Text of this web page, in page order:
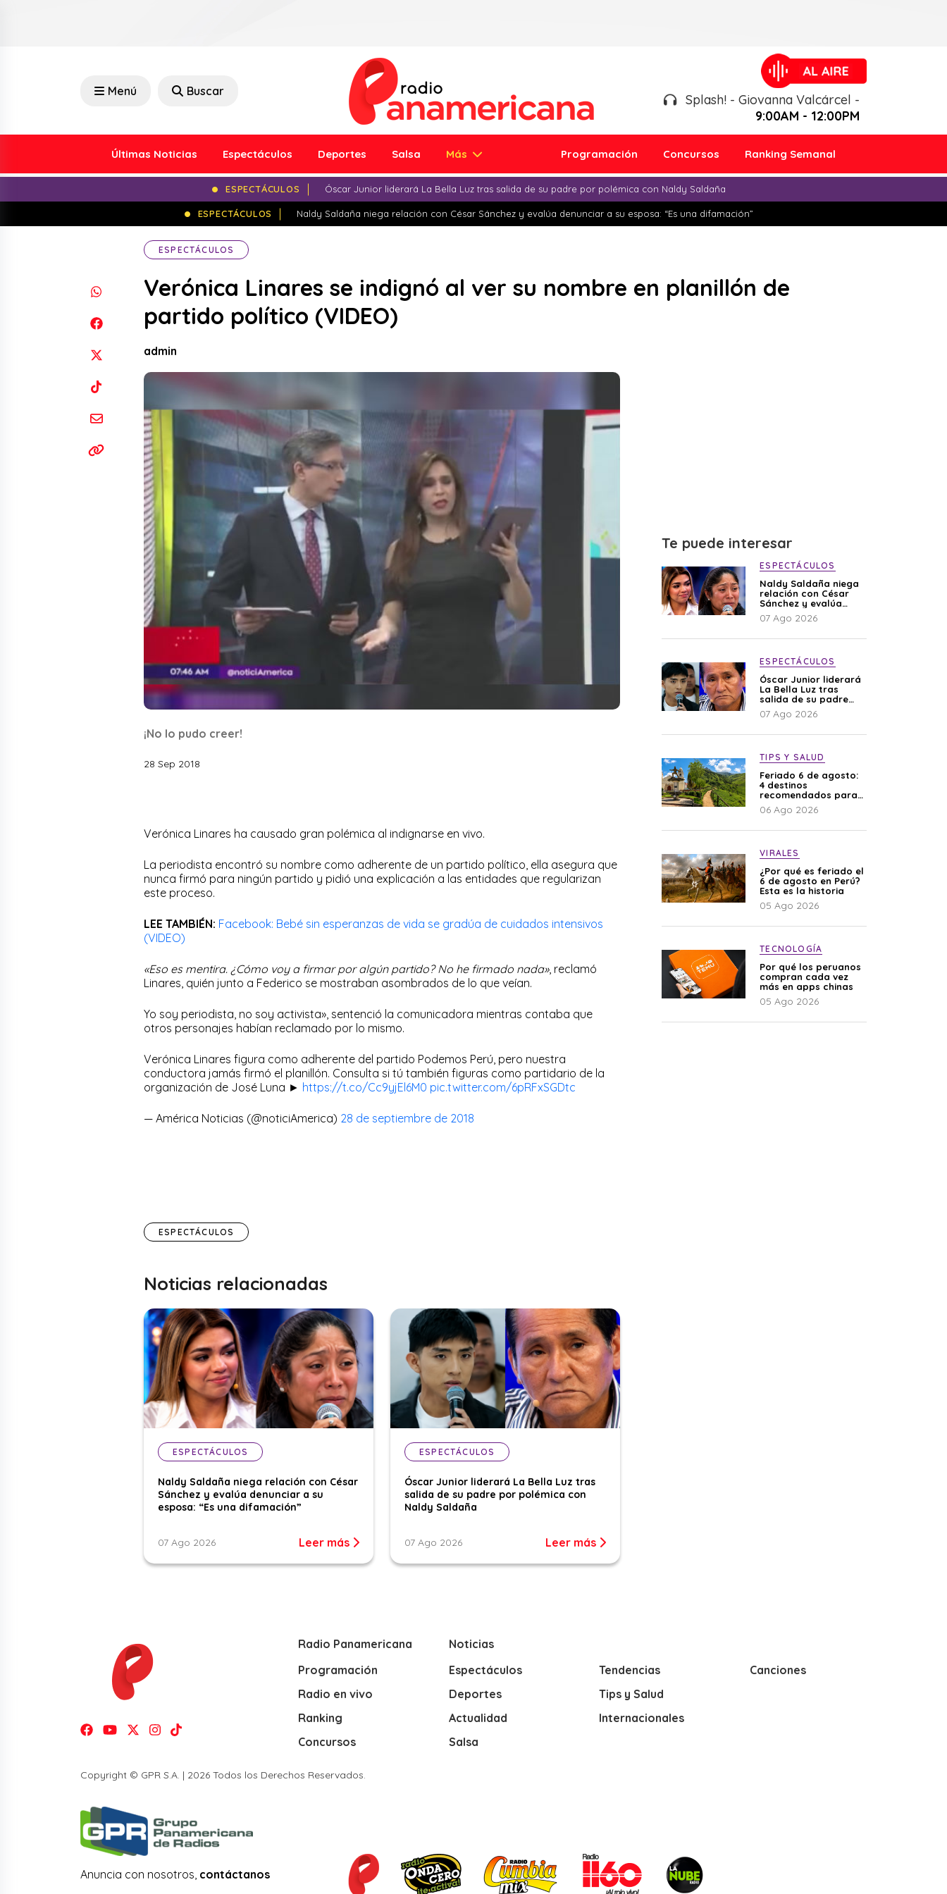
Menú Buscar
Splash! - Giovanna Valcárcel -
9:00AM - 12:00PM
Últimas Noticias Espectáculos Deportes Salsa Más Programación Concursos Ranking Semanal
ESPECTÁCULOS Óscar Junior liderará La Bella Luz tras salida de su padre por polémica con Naldy Saldaña
ESPECTÁCULOS Naldy Saldaña niega relación con César Sánchez y evalúa denunciar a su esposa: “Es una difamación”
ESPECTÁCULOS
Verónica Linares se indignó al ver su nombre en planillón de
partido político (VIDEO)
admin
¡No lo pudo creer!
28 Sep 2018
Verónica Linares ha causado gran polémica al indignarse en vivo.
La periodista encontró su nombre como adherente de un partido político, ella asegura que
nunca firmó para ningún partido y pidió una explicación a las entidades que regularizan
este proceso.
LEE TAMBIÉN: Facebook: Bebé sin esperanzas de vida se gradúa de cuidados intensivos
(VIDEO)
«Eso es mentira. ¿Cómo voy a firmar por algún partido? No he firmado nada», reclamó
Linares, quién junto a Federico se mostraban asombrados de lo que veían.
Yo soy periodista, no soy activista», sentenció la comunicadora mientras contaba que
otros personajes habían reclamado por lo mismo.
Verónica Linares figura como adherente del partido Podemos Perú, pero nuestra
conductora jamás firmó el planillón. Consulta si tú también figuras como partidario de la
organización de José Luna ► https://t.co/Cc9yjEl6M0 pic.twitter.com/6pRFxSGDtc
— América Noticias (@noticiAmerica) 28 de septiembre de 2018
ESPECTÁCULOS
Noticias relacionadas
ESPECTÁCULOS
Naldy Saldaña niega relación con César
Sánchez y evalúa denunciar a su
esposa: “Es una difamación”
07 Ago 2026 Leer más
ESPECTÁCULOS
Óscar Junior liderará La Bella Luz tras
salida de su padre por polémica con
Naldy Saldaña
07 Ago 2026 Leer más
Te puede interesar
ESPECTÁCULOS
Naldy Saldaña niega
relación con César
Sánchez y evalúa
denunciar a su
esposa: “Es una
07 Ago 2026
ESPECTÁCULOS
Óscar Junior liderará
La Bella Luz tras
salida de su padre
por polémica con
Naldy Saldaña
07 Ago 2026
TIPS Y SALUD
Feriado 6 de agosto:
4 destinos
recomendados para
disfrutar el descanso
06 Ago 2026
VIRALES
¿Por qué es feriado el
6 de agosto en Perú?
Esta es la historia
05 Ago 2026
TECNOLOGÍA
Por qué los peruanos
compran cada vez
más en apps chinas
05 Ago 2026
Radio Panamericana
Programación
Radio en vivo
Ranking
Concursos
Noticias
Espectáculos
Deportes
Actualidad
Salsa
Tendencias
Tips y Salud
Internacionales
Canciones
Copyright © GPR S.A. | 2026 Todos los Derechos Reservados.
Anuncia con nosotros, contáctanos